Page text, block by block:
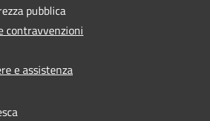
pubblica
contravvenzioni
e assistenza